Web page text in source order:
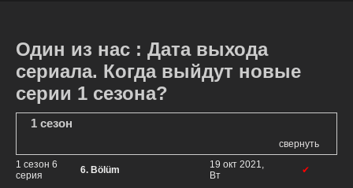
Один из нас : Дата выхода
сериала. Когда выйдут новые
серии 1 сезона?
1 сезон
свернуть
1 сезон 6
серия
6. Bölüm
19 окт 2021,
Вт
✔